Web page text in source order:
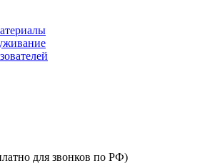
для звонков по РФ)